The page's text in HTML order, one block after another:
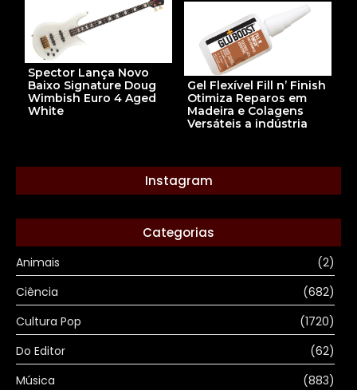
Spector Lança Novo
Baixo Signature Doug
Wimbish Euro 4 Aged
White
Gel Flexível Fill n’ Finish
Otimiza Reparos em
Madeira e Colagens
Versáteis a indústria
Instagram
Categorias
Animais
(2)
Ciência
(682)
Cultura Pop
(1720)
Do Editor
(62)
Música
(883)